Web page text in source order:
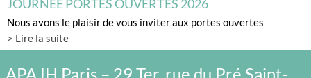
JOURNÉE PORTES OUVERTES 2026
Nous avons le plaisir de vous inviter aux portes ouvertes
> Lire la suite
APAJH Paris – 29 Ter, rue du Pré Saint-